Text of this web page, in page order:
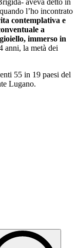
l’ho incontrato
contemplativa e
a
immerso in
anni, la metà dei
55 in 19 paesi del
Lugano.